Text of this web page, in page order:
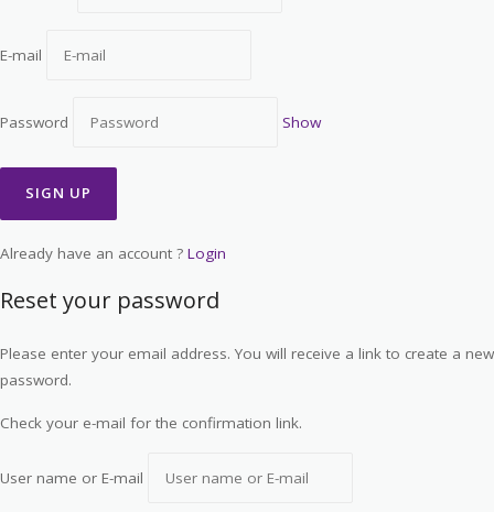
E-mail
Password Show
Already have an account ? Login
Reset your password
Please enter your email address. You will receive a link to create a new
password.
Check your e-mail for the confirmation link.
User name or E-mail